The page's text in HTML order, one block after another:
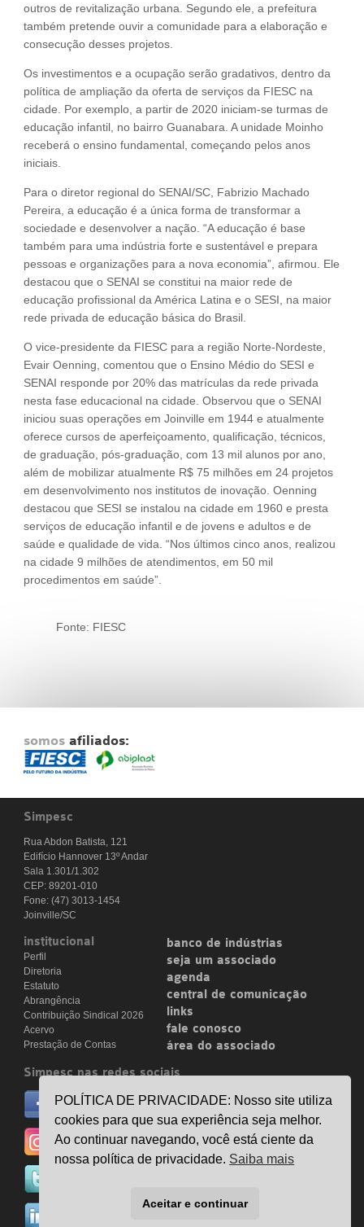
outros de revitalização urbana. Segundo ele, a prefeitura
também pretende ouvir a comunidade para a elaboração e
consecução desses projetos.
Os investimentos e a ocupação serão gradativos, dentro da
política de ampliação da oferta de serviços da FIESC na
cidade. Por exemplo, a partir de 2020 iniciam-se turmas de
educação infantil, no bairro Guanabara. A unidade Moinho
receberá o ensino fundamental, começando pelos anos
iniciais.
Para o diretor regional do SENAI/SC, Fabrizio Machado
Pereira, a educação é a única forma de transformar a
sociedade e desenvolver a nação. “A educação é base
também para uma indústria forte e sustentável e prepara
pessoas e organizações para a nova economia”, afirmou. Ele
destacou que o SENAI se constitui na maior rede de
educação profissional da América Latina e o SESI, na maior
rede privada de educação básica do Brasil.
O vice-presidente da FIESC para a região Norte-Nordeste,
Evair Oenning, comentou que o Ensino Médio do SESI e
SENAI responde por 20% das matrículas da rede privada
nesta fase educacional na cidade. Observou que o SENAI
iniciou suas operações em Joinville em 1944 e atualmente
oferece cursos de aperfeiçoamento, qualificação, técnicos,
de graduação, pós-graduação, com 13 mil alunos por ano,
além de mobilizar atualmente R$ 75 milhões em 24 projetos
em desenvolvimento nos institutos de inovação. Oenning
destacou que SESI se instalou na cidade em 1960 e presta
serviços de educação infantil e de jovens e adultos e de
saúde e qualidade de vida. “Nos últimos cinco anos, realizou
na cidade 9 milhões de atendimentos, em 50 mil
procedimentos em saúde”.
Fonte: FIESC
somos afiliados:
Simpesc
Rua Abdon Batista, 121
Edifício Hannover 13º Andar
Sala 1.301/1.302
CEP: 89201-010
Fone: (47) 3013-1454
Joinville/SC
institucional
Perfil
Diretoria
Estatuto
Abrangência
Contribuição Sindical 2026
Acervo
Prestação de Contas
banco de indústrias
seja um associado
agenda
central de comunicação
links
fale conosco
área do associado
Simpesc nas redes sociais
no facebook
/simpesc
no instagram
@simpescplasticos
POLÍTICA DE PRIVACIDADE: Nosso site utiliza
cookies para que sua experiência seja melhor.
Ao continuar navegando, você está ciente da
nossa política de privacidade. Saiba mais
Aceitar e continuar